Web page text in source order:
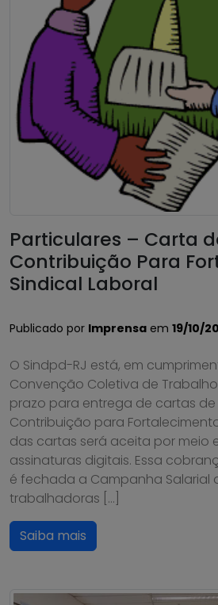
Particulares – Carta
Contribuição Para
Sindical Laboral
Publicado por Imprensa em 19/10/
O Sindpd-RJ está, em
Convenção Coletiva de
prazo para entrega de cartas
Contribuição para
das cartas será aceita por meio
assinaturas digitais. Essa
é fechada a Campanha Salarial
trabalhadoras […]
Saiba mais